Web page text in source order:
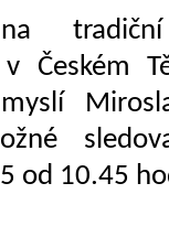
Českém
od 10.45